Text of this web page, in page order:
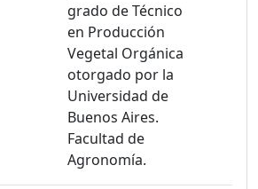
grado de Técnico
en Producción
Vegetal Orgánica
otorgado por la
Universidad de
Buenos Aires.
Facultad de
Agronomía.